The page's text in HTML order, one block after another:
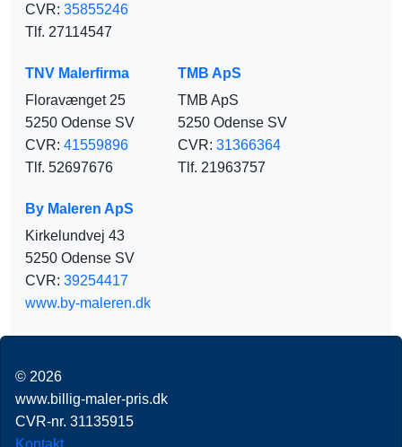
CVR: 35855246
Tlf. 27114547
TNV Malerfirma
Floravænget 25
5250 Odense SV
CVR: 41559896
Tlf. 52697676
TMB ApS
TMB ApS
5250 Odense SV
CVR: 31366364
Tlf. 21963757
By Maleren ApS
Kirkelundvej 43
5250 Odense SV
CVR: 39254417
www.by-maleren.dk
© 2026
www.billig-maler-pris.dk
CVR-nr. 31135915
Kontakt